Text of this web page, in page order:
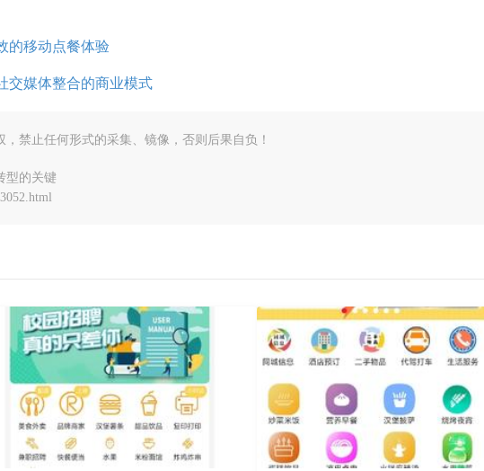
的移动点餐体验
交媒体整合的商业模式
禁止任何形式的采集、镜像，否则后果自负！
型的关键